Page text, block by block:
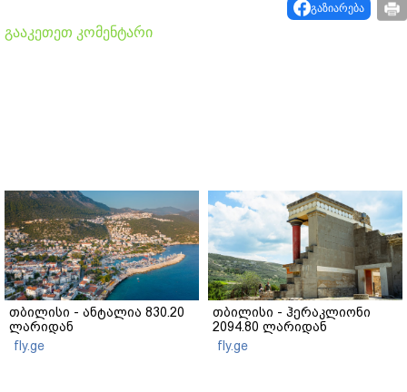
გაზიარება
გააკეთეთ კომენტარი
თბილისი - ანტალია 830.20
ლარიდან
fly.ge
თბილისი - ჰერაკლიონი
2094.80 ლარიდან
fly.ge